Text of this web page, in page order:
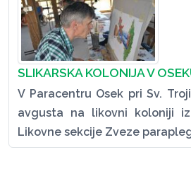
SLIKARSKA KOLONIJA V
V Paracentru Osek pri Sv.
avgusta na likovni koloniji
Likovne sekcije Zveze